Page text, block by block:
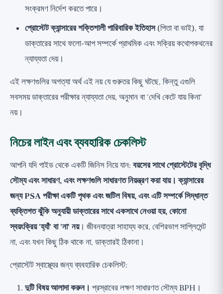
সংক্রমণ নির্দেশ করতে পারে।
প্রোস্টেট ক্যান্সারের শক্তিশালী পারিবারিক ইতিহাস(পিতা বা ভাই), যা
ডাক্তারের সাথে ফলো-আপ সম্পর্কে প্রাথমিক এবং সক্রিয় কথোপকথনের
ন্যায্যতা দেয়।
এই লক্ষণগুলির অগত্যা অর্থ এই নয় যে গুরুতর কিছু ঘটছে, কিন্তু এগুলি
সবসময় ডাক্তারের পরীক্ষার ন্যায্যতা দেয়, অনুমান বা 'দেখি কেটে যায় কিনা'
নয়।
নিচের লাইন এবং ব্যবহারিক চেকলিস্ট
আপনি যদি গাইড থেকে একটি জিনিস নিয়ে যান: বয়সের সাথে প্রোস্টেটের বৃদ্ধি
সৌম্য এবং সাধারণ, এবং লক্ষণগুলি সাধারণত নিয়ন্ত্রণ করা যায়। ক্যান্সারের
জন্য PSA পরীক্ষা একটি পৃথক এবং জটিল বিষয়, এবং এটি সম্পর্কে সিদ্ধান্ত
ব্যক্তিগত ঝুঁকি অনুযায়ী ডাক্তারের সাথে একসাথে নেওয়া হয়, কোনো
স্বয়ংক্রিয় 'হ্যাঁ' বা 'না' নয়। জীবনযাত্রা সাহায্য করে, বেশিরভাগ সাপ্লিমেন্ট
না, এবং যখন কিছু ঠিক থাকে না, ডাক্তারই ঠিকানা।
প্রোস্টেট স্বাস্থ্যের জন্য ব্যবহারিক চেকলিস্ট:
দুটি বিষয় আলাদা করুন। প্রস্রাবের লক্ষণ সাধারণত সৌম্য BPH।